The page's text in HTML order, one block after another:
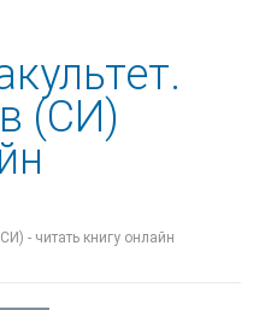
(СИ)
- читать книгу онлайн